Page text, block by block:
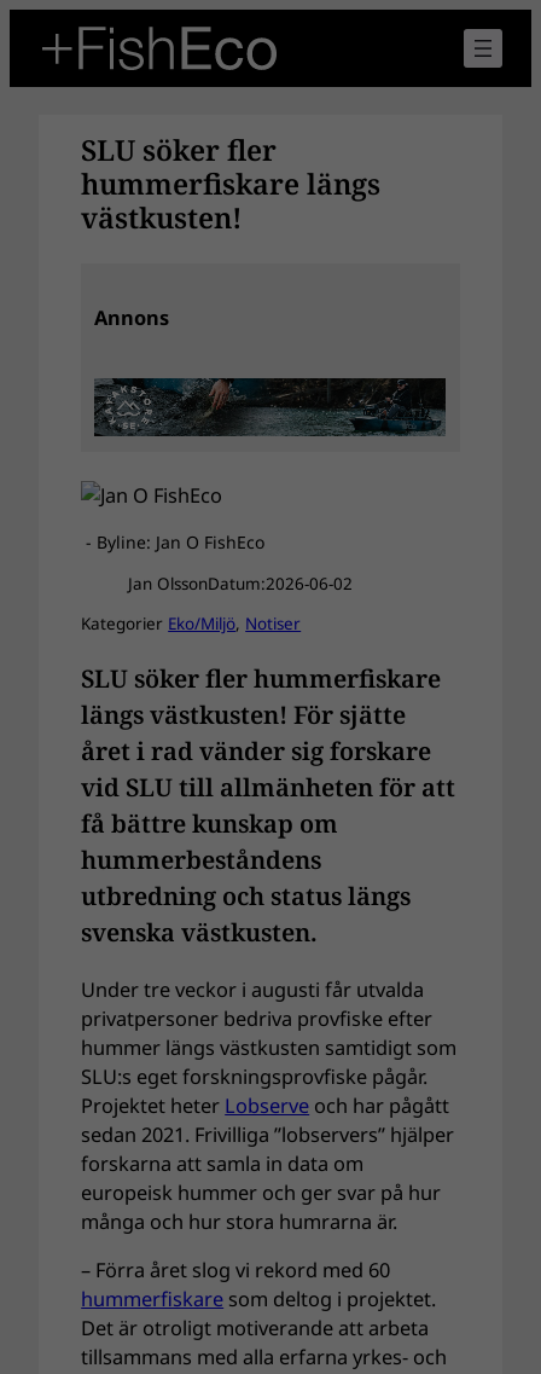
innehåll
SLU söker fler
hummerfiskare längs
västkusten!
Annons
- Byline: Jan O FishEco
Jan OlssonDatum:2026-06-02
Kategorier Eko/Miljö, Notiser
SLU söker fler hummerfiskare
längs västkusten! För sjätte
året i rad vänder sig forskare
vid SLU till allmänheten för att
få bättre kunskap om
hummerbeståndens
utbredning och status längs
svenska västkusten.
Under tre veckor i augusti får utvalda
privatpersoner bedriva provfiske efter
hummer längs västkusten samtidigt som
SLU:s eget forskningsprovfiske pågår.
Projektet heter Lobserve och har pågått
sedan 2021. Frivilliga ”lobservers” hjälper
forskarna att samla in data om
europeisk hummer och ger svar på hur
många och hur stora humrarna är.
– Förra året slog vi rekord med 60
hummerfiskare som deltog i projektet.
Det är otroligt motiverande att arbeta
tillsammans med alla erfarna yrkes- och